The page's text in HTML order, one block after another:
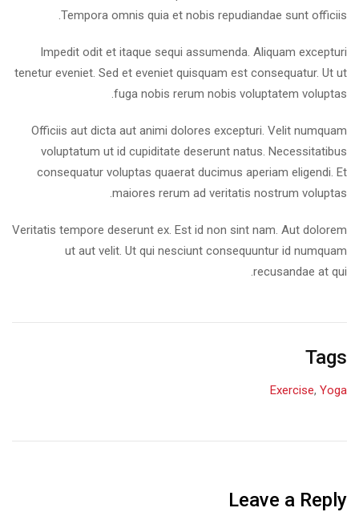
Tempora omnis quia et nobis repudiandae sunt officiis.
Impedit odit et itaque sequi assumenda. Aliquam excepturi
tenetur eveniet. Sed et eveniet quisquam est consequatur. Ut ut
fuga nobis rerum nobis voluptatem voluptas.
Officiis aut dicta aut animi dolores excepturi. Velit numquam
voluptatum ut id cupiditate deserunt natus. Necessitatibus
consequatur voluptas quaerat ducimus aperiam eligendi. Et
maiores rerum ad veritatis nostrum voluptas.
Veritatis tempore deserunt ex. Est id non sint nam. Aut dolorem
ut aut velit. Ut qui nesciunt consequuntur id numquam
recusandae at qui.
Tags
Exercise, Yoga
Leave a Reply